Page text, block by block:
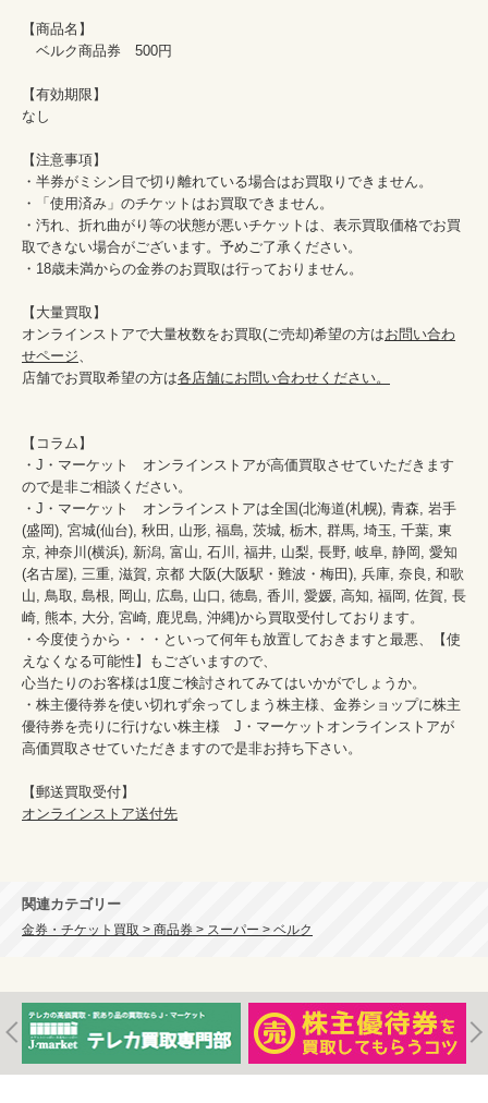
【商品名】
ベルク商品券　500円
【有効期限】
なし
【注意事項】
・半券がミシン目で切り離れている場合はお買取りできません。
・「使用済み」のチケットはお買取できません。
・汚れ、折れ曲がり等の状態が悪いチケットは、表示買取価格でお買
取できない場合がございます。予めご了承ください。
・18歳未満からの金券のお買取は行っておりません。
【大量買取】
オンラインストアで大量枚数をお買取(ご売却)希望の方はお問い合わ
せページ
店舗でお買取希望の方は各店舗にお問い合わせください。
【コラム】
・J・マーケット　オンラインストアが高価買取させていただきます
ので是非ご相談ください。
・J・マーケット　オンラインストアは全国(北海道(札幌), 青森, 岩手
(盛岡), 宮城(仙台), 秋田, 山形, 福島, 茨城, 栃木, 群馬, 埼玉, 千葉, 東
京, 神奈川(横浜), 新潟, 富山, 石川, 福井, 山梨, 長野, 岐阜, 静岡, 愛知
(名古屋), 三重, 滋賀, 京都 大阪(大阪駅・難波・梅田), 兵庫, 奈良, 和歌
山, 鳥取, 島根, 岡山, 広島, 山口, 徳島, 香川, 愛媛, 高知, 福岡, 佐賀, 長
崎, 熊本, 大分, 宮崎, 鹿児島, 沖縄)から買取受付しております。
・今度使うから・・・といって何年も放置しておきますと最悪、【使
えなくなる可能性】もございますので、
心当たりのお客様は1度ご検討されてみてはいかがでしょうか。
・株主優待券を使い切れず余ってしまう株主様、金券ショップに株主
優待券を売りに行けない株主様　J・マーケットオンラインストアが
高価買取させていただきますので是非お持ち下さい。
オンラインストア送付先
関連カテゴリー
金券・チケット買取 > 商品券 > スーパー > ベルク